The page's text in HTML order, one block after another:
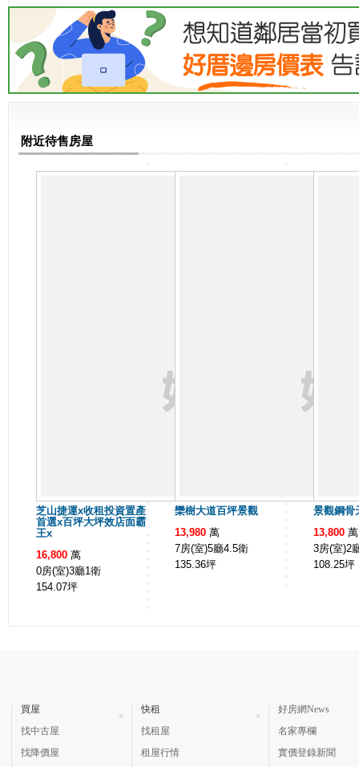
附近待售房屋
芝山捷運x收租投資置產
首選x百坪大坪效店面霸
王x
16,800 萬
0房(室)3廳1衛
154.07坪
欒樹大道百坪景觀
13,980 萬
7房(室)5廳4.5衛
135.36坪
景觀鋼骨
13,800 萬
3房(室)2
108.25坪
買屋
找中古屋
找降價屋
快租
找租屋
租屋行情
好房網News
名家專欄
實價登錄新聞